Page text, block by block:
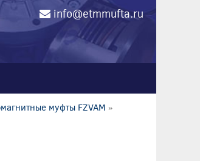
info@etmmufta.ru
муфты FZVAM »